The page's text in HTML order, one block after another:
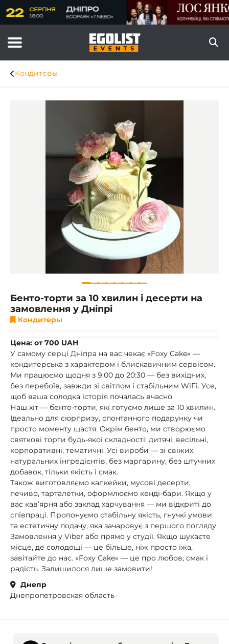
Кондитеры
Item
1
of
8
Бенто-торти за 10 хвилин і десерти на
замовлення у Дніпрі
Кондитеры
Цена: от 700 UAH
У самому серці Дніпра на вас чекає «Foxy Cake» —
кондитерська з характером і блискавичним сервісом.
Ми працюємо щодня з 9:00 до 20:30 — без вихідних,
без перебоїв, завжди зі світлом і стабільним WiFi. Усе,
щоб ваша солодка історія почалась вчасно.
Наш хіт — бенто-торти, які готуємо лише за 10 хвилин.
Ідеально для сюрпризу, спонтанного подарунку чи
просто моменту щастя. Окрім бенто, ми створюємо
святкові торти будь-якої складності: дитячі, весільні,
корпоративні, тематичні. Усі вироби — зі свіжих,
натуральних інгредієнтів, без маргарину, без штучних
добавок, тільки якість і смак.
Також виготовляємо капкейки, мусові десерти,
печиво, тарталетки, оформлюємо кенді-бари. Якщо у
вас кав’ярня або заклад харчування — ми відкриті до
співпраці. Пропонуємо стабільну якість, гнучкі умови
та естетичну подачу, яка зачаровує з першого погляду.
Замовлення у Viber або прямо у студії. Якщо шукаєте
місце, де солодощі — це більше, ніж просто їжа,
завітайте до нас. «Foxy Cake» — це про любов, смак і
радість. Залишилося лише замовити!
Днепр
Днепропетровская область